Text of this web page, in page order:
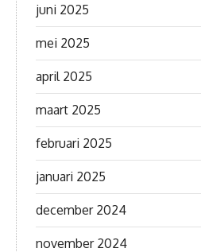
juni 2025
mei 2025
april 2025
maart 2025
februari 2025
januari 2025
december 2024
november 2024